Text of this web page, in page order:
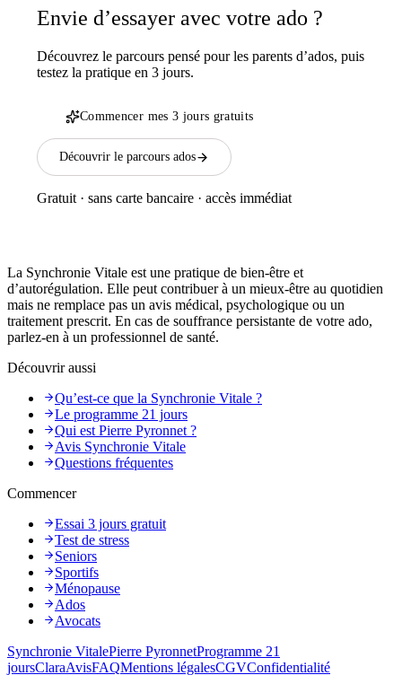
Envie d’essayer avec votre ado ?
Découvrez le parcours pensé pour les parents d’ados, puis
testez la pratique en 3 jours.
Commencer mes 3 jours gratuits
Découvrir le parcours ados
Gratuit · sans carte bancaire · accès immédiat
La Synchronie Vitale est une pratique de bien-être et
d’autorégulation. Elle peut contribuer à un mieux-être au quotidien
mais ne remplace pas un avis médical, psychologique ou un
traitement prescrit. En cas de souffrance persistante de votre ado,
parlez-en à un professionnel de santé.
Découvrir aussi
Qu’est-ce que la Synchronie Vitale ?
Le programme 21 jours
Qui est Pierre Pyronnet ?
Avis Synchronie Vitale
Questions fréquentes
Commencer
Essai 3 jours gratuit
Test de stress
Seniors
Sportifs
Ménopause
Ados
Avocats
Synchronie VitalePierre PyronnetProgramme 21
joursClaraAvisFAQMentions légalesCGVConfidentialité